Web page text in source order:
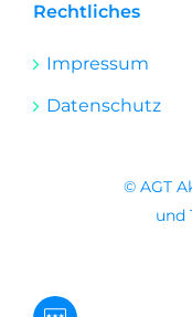
Rechtliches
Impressum
Datenschutz
© AGT
und